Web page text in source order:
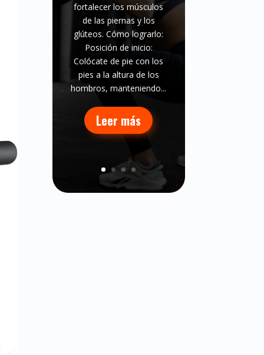
fortalecer los músculos
de las piernas y los
glúteos. Cómo lograrlo:
Posición de inicio:
Colócate de pie con los
pies a la altura de los
hombros, manteniendo...
Leer más